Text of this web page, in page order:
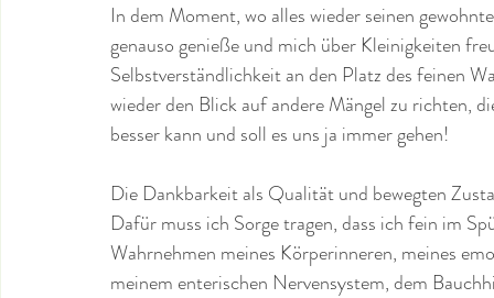
In dem Moment, wo alles wieder seinen
genauso genieße und mich über Kleinigkeiten
Selbstverständlichkeit an den Platz des feinen
wieder den Blick auf andere Mängel zu richten,
besser kann und soll es uns ja immer gehen!
Die Dankbarkeit als Qualität und bewegten
Dafür muss ich Sorge tragen, dass ich fein im
Wahrnehmen meines Körperinneren, meines
meinem enterischen Nervensystem, dem